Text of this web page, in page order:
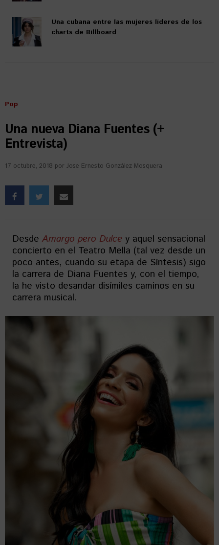
Una cubana entre las mujeres líderes de los
charts de Billboard
Pop
Una nueva Diana Fuentes (+
Entrevista)
17 octubre, 2018 por Jose Ernesto González Mosquera
Desde Amargo pero Dulce y aquel sensacional
concierto en el Teatro Mella (tal vez desde un
poco antes, cuando su etapa de Síntesis) sigo
la carrera de Diana Fuentes y, con el tiempo,
la he visto desandar disímiles caminos en su
carrera musical.